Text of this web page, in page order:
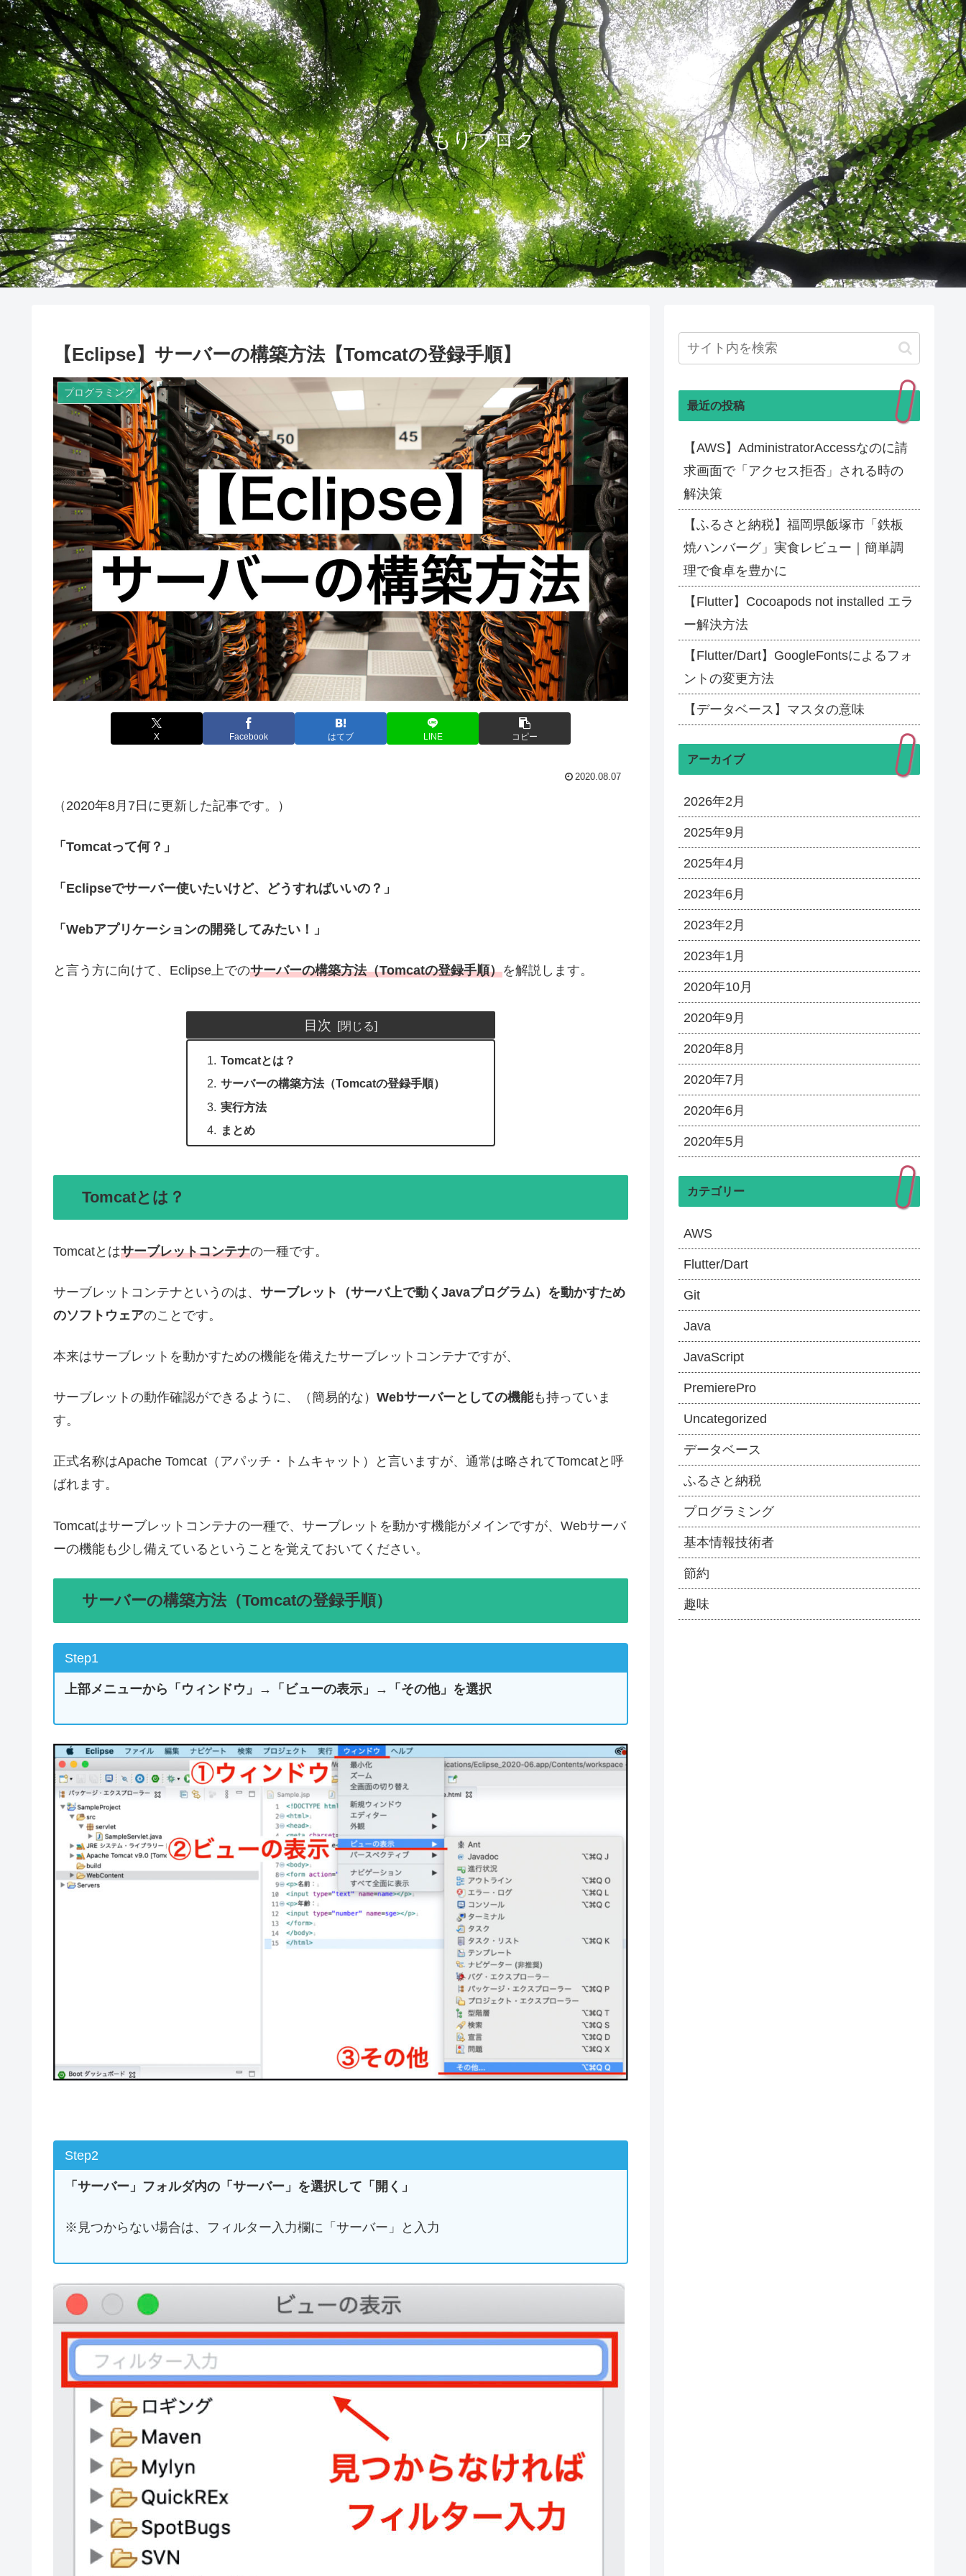
もりブログ
【Eclipse】サーバーの構築方法【Tomcatの登録手順】
プログラミング
X Facebook はてブ LINE コピー
2020.08.07
（2020年8月7日に更新した記事です。）
「Tomcatって何？」
「Eclipseでサーバー使いたいけど、どうすればいいの？」
「Webアプリケーションの開発してみたい！」
と言う方に向けて、Eclipse上でのサーバーの構築方法（Tomcatの登録手順）を解説します。
目次
Tomcatとは？
サーバーの構築方法（Tomcatの登録手順）
実行方法
まとめ
Tomcatとは？
Tomcatとはサーブレットコンテナの一種です。
サーブレットコンテナというのは、 サーブレット（サーバ上で動くJavaプログラム）を動かすため
のソフトウェアのことです。
本来はサーブレットを動かすための機能を備えたサーブレットコンテナですが、
サーブレットの動作確認ができるように、（簡易的な） Webサーバーとしての機能も持っていま
す。
正式名称はApache Tomcat（アパッチ・トムキャット）と言いますが、通常は略されてTomcatと呼
ばれます。
Tomcatはサーブレットコンテナの一種で、サーブレットを動かす機能がメインですが、Webサーバ
ーの機能も少し備えているということを覚えておいてください。
サーバーの構築方法（Tomcatの登録手順）
Step1
上部メニューから「ウィンドウ」→「ビューの表示」→「その他」を選択
Step2
「サーバー」フォルダ内の「サーバー」を選択して「開く」
※見つからない場合は、フィルター入力欄に「サーバー」と入力
最近の投稿
【AWS】AdministratorAccessなのに請
求画面で「アクセス拒否」される時の
解決策
【ふるさと納税】福岡県飯塚市「鉄板
焼ハンバーグ」実食レビュー｜簡単調
理で食卓を豊かに
【Flutter】Cocoapods not installed エラ
ー解決方法
【Flutter/Dart】GoogleFontsによるフォ
ントの変更方法
【データベース】マスタの意味
アーカイブ
2026年2月
2025年9月
2025年4月
2023年6月
2023年2月
2023年1月
2020年10月
2020年9月
2020年8月
2020年7月
2020年6月
2020年5月
カテゴリー
AWS
Flutter/Dart
Git
Java
JavaScript
PremierePro
Uncategorized
データベース
ふるさと納税
プログラミング
基本情報技術者
節約
趣味